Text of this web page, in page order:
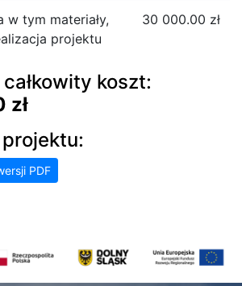
w tym materiały,
projektu
30 000.00 zł
koszt:
zł
PDF